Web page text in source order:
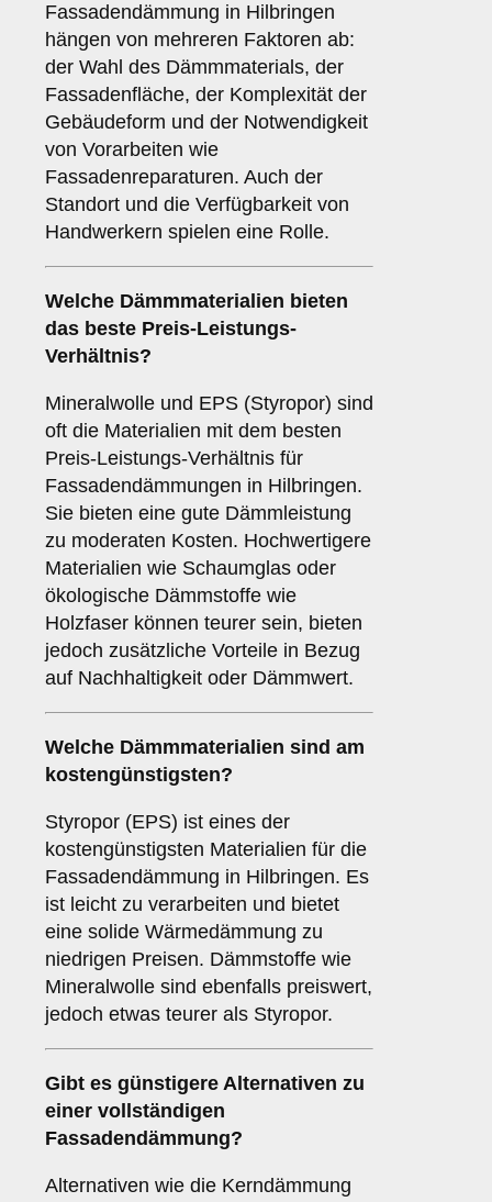
Fassadendämmung in Hilbringen
hängen von mehreren Faktoren ab:
der Wahl des Dämmmaterials, der
Fassadenfläche, der Komplexität der
Gebäudeform und der Notwendigkeit
von Vorarbeiten wie
Fassadenreparaturen. Auch der
Standort und die Verfügbarkeit von
Handwerkern spielen eine Rolle.
Welche Dämmmaterialien bieten
das beste Preis-Leistungs-
Verhältnis?
Mineralwolle und EPS (Styropor) sind
oft die Materialien mit dem besten
Preis-Leistungs-Verhältnis für
Fassadendämmungen in Hilbringen.
Sie bieten eine gute Dämmleistung
zu moderaten Kosten. Hochwertigere
Materialien wie Schaumglas oder
ökologische Dämmstoffe wie
Holzfaser können teurer sein, bieten
jedoch zusätzliche Vorteile in Bezug
auf Nachhaltigkeit oder Dämmwert.
Welche Dämmmaterialien sind am
kostengünstigsten?
Styropor (EPS) ist eines der
kostengünstigsten Materialien für die
Fassadendämmung in Hilbringen. Es
ist leicht zu verarbeiten und bietet
eine solide Wärmedämmung zu
niedrigen Preisen. Dämmstoffe wie
Mineralwolle sind ebenfalls preiswert,
jedoch etwas teurer als Styropor.
Gibt es günstigere Alternativen zu
einer vollständigen
Fassadendämmung?
Alternativen wie die Kerndämmung